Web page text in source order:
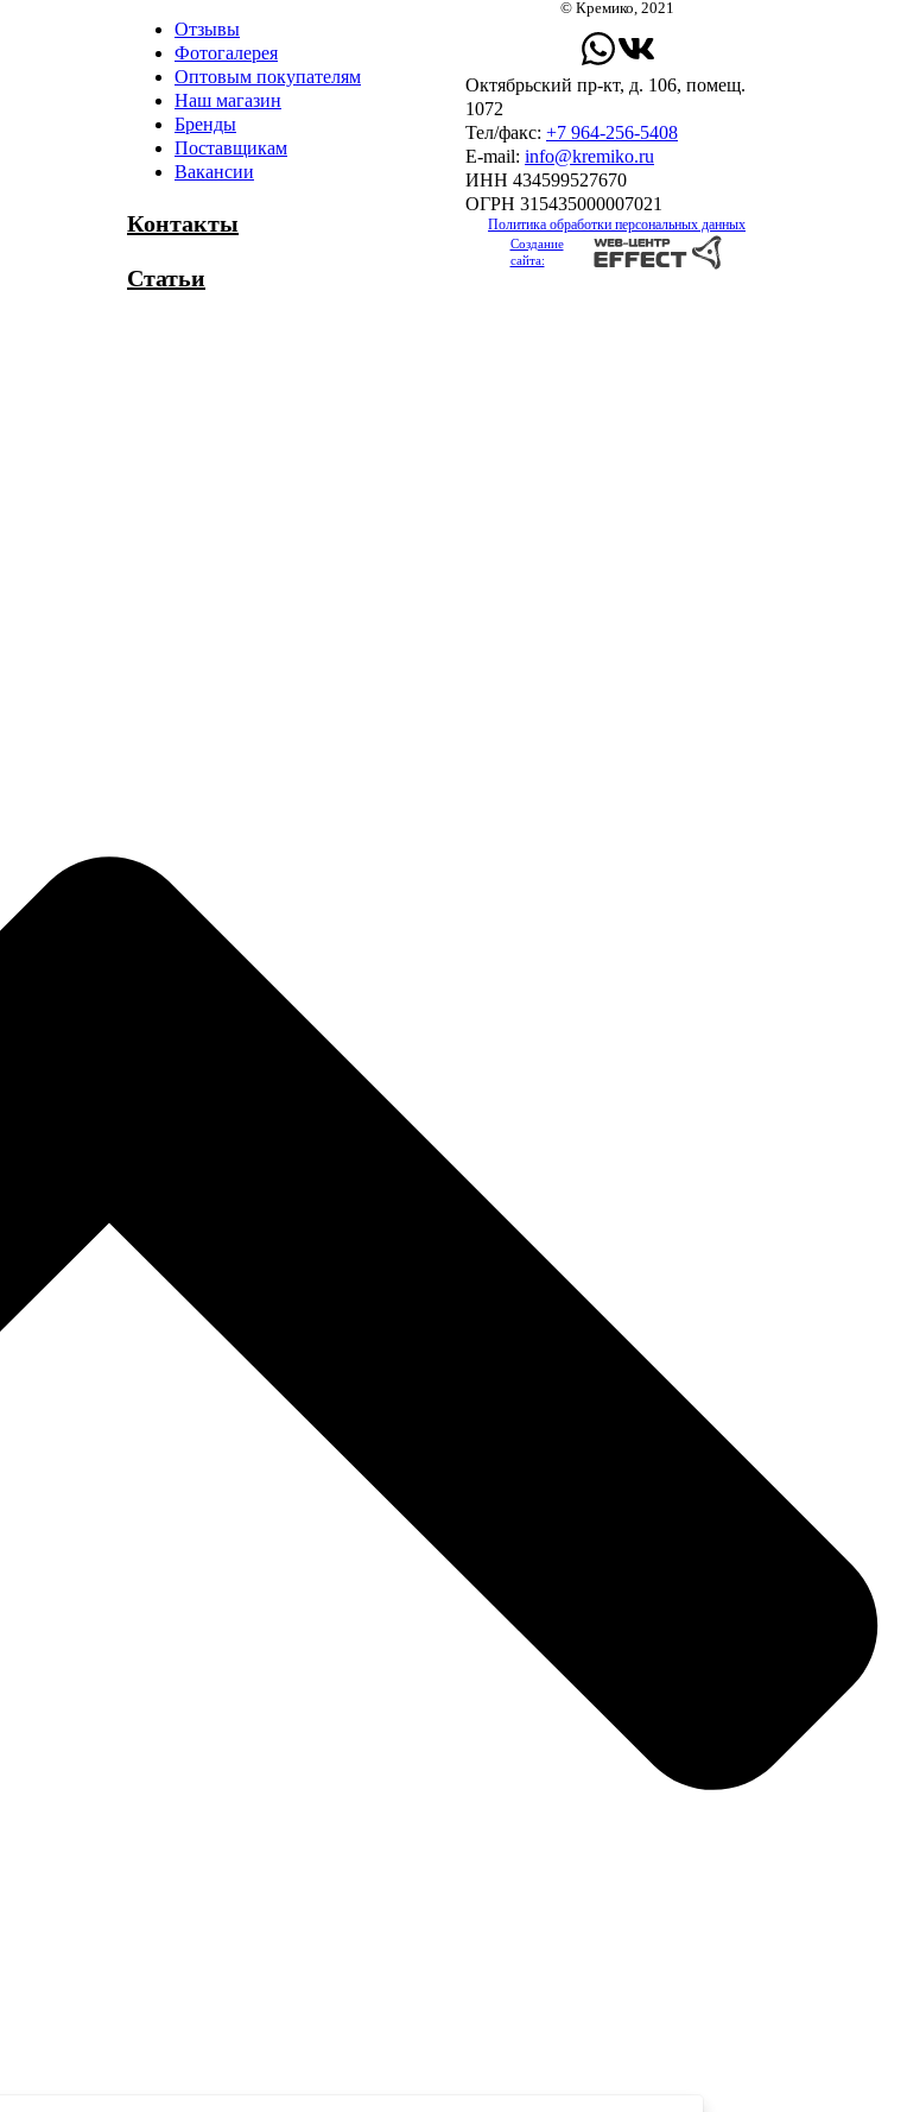
Отзывы
Фотогалерея
Оптовым покупателям
Наш магазин
Бренды
Поставщикам
Вакансии
Контакты
Статьи
© Кремико, 2021
Октябрьский пр-кт, д. 106, помещ.
1072
Тел/факс: +7 964-256-5408
Е-mail: info@kremiko.ru
ИНН 434599527670
ОГРН 315435000007021
Политика обработки персональных данных
Создание
сайта: